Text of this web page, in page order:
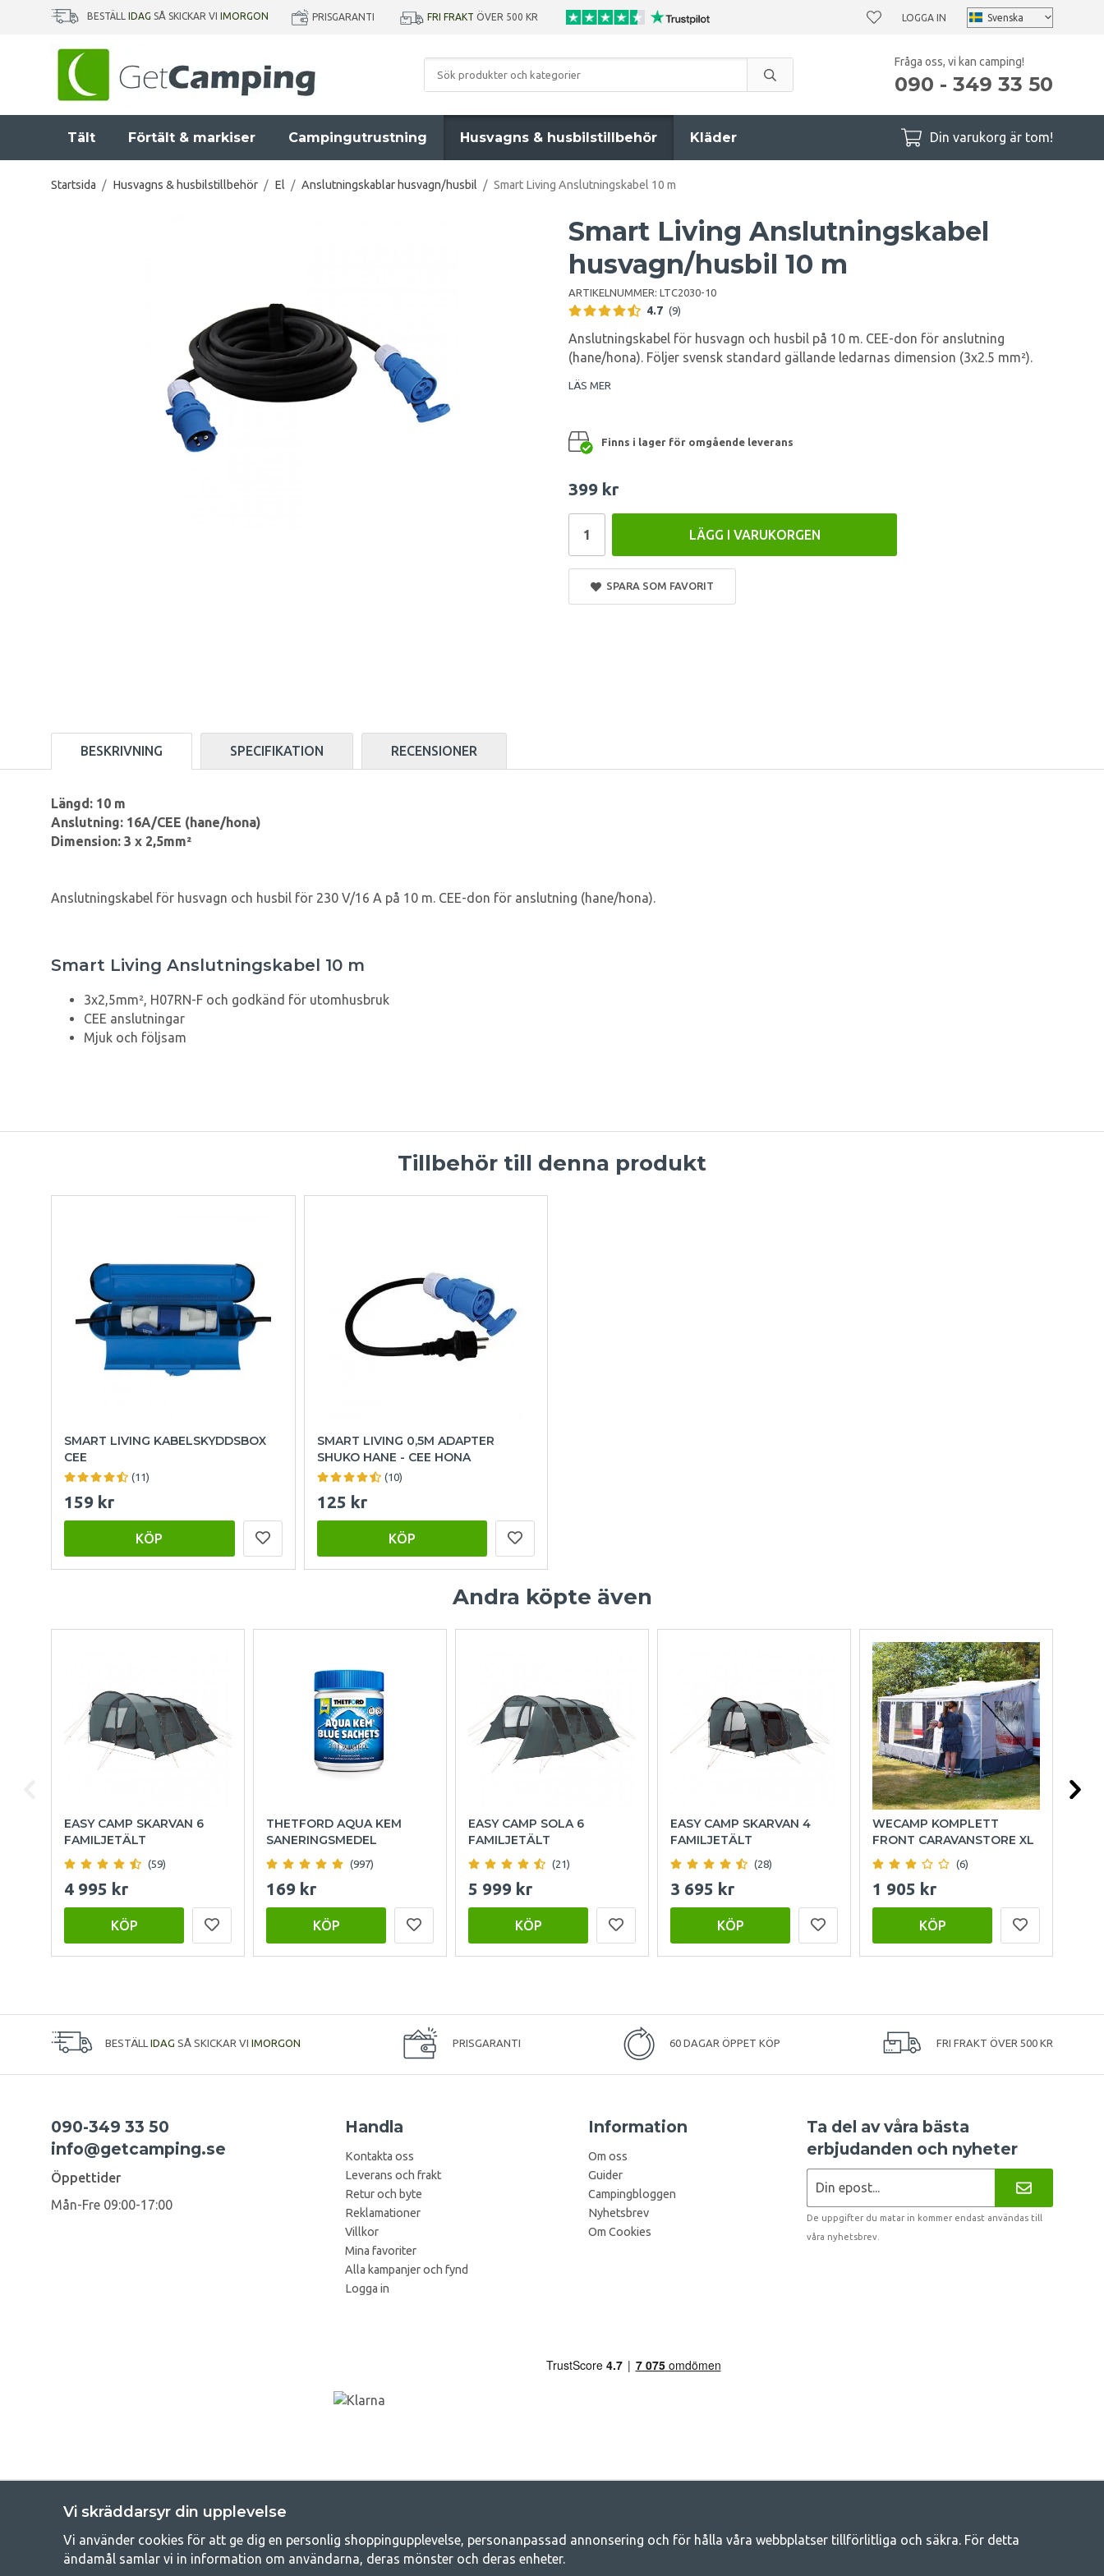
BESTÄLL IDAG SÅ SKICKAR VI IMORGON PRISGARANTI FRI FRAKT ÖVER 500 KR LOGGA IN
Fråga oss, vi kan camping!
090 - 349 33 50
Tält Förtält & markiser Campingutrustning Husvagns & husbilstillbehör Kläder Din varukorg är tom!
Startsida / Husvagns & husbilstillbehör / El / Anslutningskablar husvagn/husbil / Smart Living Anslutningskabel 10 m
Smart Living Anslutningskabel
husvagn/husbil 10 m
ARTIKELNUMMER: LTC2030-10
4.7 (9)
Anslutningskabel för husvagn och husbil på 10 m. CEE-don för anslutning
(hane/hona). Följer svensk standard gällande ledarnas dimension (3x2.5 mm²).
LÄS MER
Finns i lager för omgående leverans
399 kr
LÄGG I VARUKORGEN
SPARA SOM FAVORIT
BESKRIVNING SPECIFIKATION RECENSIONER
Längd: 10 m
Anslutning: 16A/CEE (hane/hona)
Dimension: 3 x 2,5mm²
Anslutningskabel för husvagn och husbil för 230 V/16 A på 10 m. CEE-don för anslutning (hane/hona).
Smart Living Anslutningskabel 10 m
3x2,5mm², H07RN-F och godkänd för utomhusbruk
CEE anslutningar
Mjuk och följsam
Tillbehör till denna produkt
SMART LIVING KABELSKYDDSBOX
CEE
(11)
159 kr
KÖP
SMART LIVING 0,5M ADAPTER
SHUKO HANE - CEE HONA
(10)
125 kr
KÖP
Andra köpte även
EASY CAMP SKARVAN 6
FAMILJETÄLT
(59)
4 995 kr
KÖP
THETFORD AQUA KEM
SANERINGSMEDEL
(997)
169 kr
KÖP
EASY CAMP SOLA 6
FAMILJETÄLT
(21)
5 999 kr
KÖP
EASY CAMP SKARVAN 4
FAMILJETÄLT
(28)
3 695 kr
KÖP
WECAMP KOMPLETT
FRONT CARAVANSTORE XL
(6)
1 905 kr
KÖP
BESTÄLL IDAG SÅ SKICKAR VI IMORGON PRISGARANTI 60 DAGAR ÖPPET KÖP FRI FRAKT ÖVER 500 KR
090-349 33 50
info@getcamping.se
Öppettider
Mån-Fre 09:00-17:00
Handla
Kontakta oss
Leverans och frakt
Retur och byte
Reklamationer
Villkor
Mina favoriter
Alla kampanjer och fynd
Logga in
Information
Om oss
Guider
Campingbloggen
Nyhetsbrev
Om Cookies
Ta del av våra bästa
erbjudanden och nyheter
De uppgifter du matar in kommer endast användas till
våra nyhetsbrev.
GetCamping.se - Din butik för camping och uteliv
Vi skräddarsyr din upplevelse
Vi använder cookies för att ge dig en personlig shoppingupplevelse, personanpassad annonsering och för hålla våra webbplatser tillförlitliga och säkra. För detta
ändamål samlar vi in information om användarna, deras mönster och deras enheter.